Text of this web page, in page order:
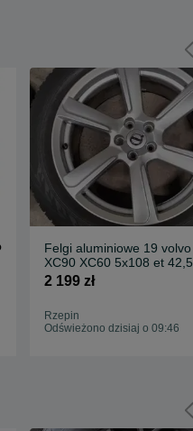
Felgi aluminiowe 19 volvo
XC90 XC60 5x108 et 42,5
oryginalne VAT 23
2 199 zł
Rzepin
Odświeżono dzisiaj o 09:46